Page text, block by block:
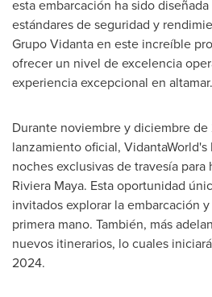
esta embarcación ha sido
estándares de seguridad y
Grupo Vidanta en este increíble
ofrecer un nivel de excelencia
experiencia excepcional en
Durante noviembre y diciembre
lanzamiento oficial, VidantaWorld's
noches exclusivas de travesía
Riviera Maya. Esta oportunidad
invitados explorar la embarcación
primera mano. También, más
nuevos itinerarios, lo cuales
2024.